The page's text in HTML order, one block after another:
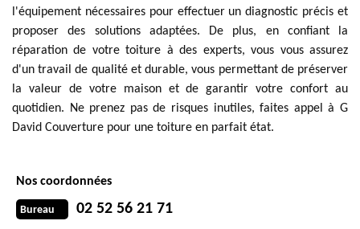
l'équipement nécessaires pour effectuer un diagnostic précis et
proposer des solutions adaptées. De plus, en confiant la
réparation de votre toiture à des experts, vous vous assurez
d'un travail de qualité et durable, vous permettant de préserver
la valeur de votre maison et de garantir votre confort au
quotidien. Ne prenez pas de risques inutiles, faites appel à G
David Couverture pour une toiture en parfait état.
Nos coordonnées
Bureau 02 52 56 21 71